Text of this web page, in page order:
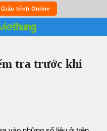
Giáo trình Online
tra trước khi